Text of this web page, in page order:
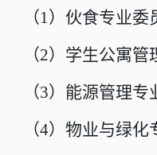
（1）伙食专业委
（2）学生公寓管
（3）能源管理专
（4）物业与绿化